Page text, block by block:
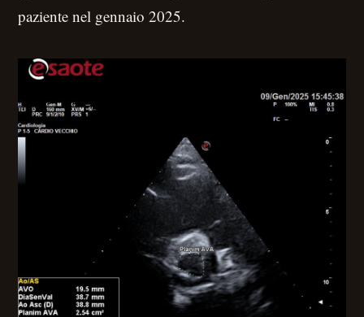
paziente nel gennaio 2025.